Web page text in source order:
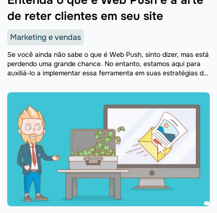
de reter clientes em seu site
Marketing e vendas
Se você ainda não sabe o que é Web Push, sinto dizer, mas está
perdendo uma grande chance. No entanto, estamos aqui para
auxiliá-lo a implementar essa ferramenta em suas estratégias de